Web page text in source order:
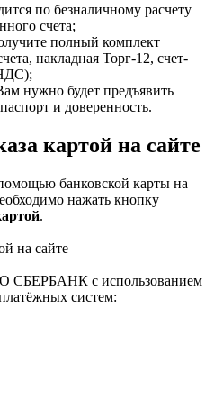
по безналичному расчету
счета;
полный комплект
накладная Торг-12, счет-
нужно будет предъявить
и доверенность.
картой на сайте
банковской карты на
нажать кнопку
.
СБЕРБАНК с использованием
систем: